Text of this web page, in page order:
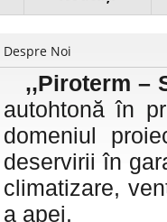
Despre Noi
,,Piroterm –
autohtonă în
domeniul
deservirii în
climatizare,
a apei.